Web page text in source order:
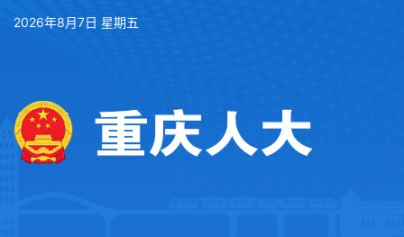
2026年8月7日 星期五